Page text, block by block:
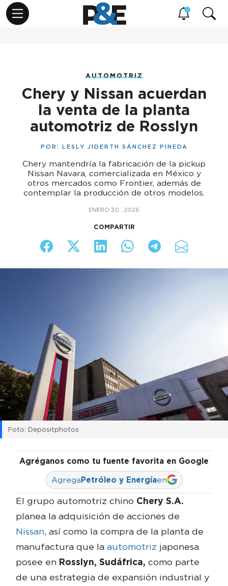
AUTOMOTRIZ
Chery y Nissan acuerdan
la venta de la planta
automotriz de Rosslyn
POR: LESLY JIDERTH SÁNCHEZ PINEDA
Chery mantendría la fabricación de la pickup
Nissan Navara, comercializada en México y
otros mercados como Frontier, además de
contemplar la producción de otros modelos.
ENERO 30 , 2026
COMPARTIR
Foto: Depositphotos
Agréganos como tu fuente favorita en Google
AgregaPetróleo y Energíaen
El grupo automotriz chino Chery S.A.
planea la adquisición de acciones de
Nissan, así como la compra de la planta de
manufactura que la automotriz japonesa
posee en Rosslyn, Sudáfrica, como parte
de una estrategia de expansión industrial y